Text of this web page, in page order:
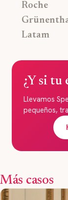
Roche
Latam
¿Y si tu
Llevamos
pequeños,
Más casos